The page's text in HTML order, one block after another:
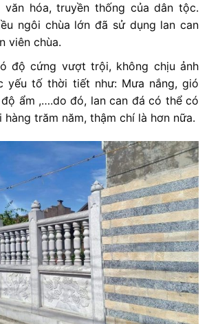
văn hóa, truyền thống của dân tộc.
ngôi chùa lớn đã sử dụng lan can
viên chùa.
độ cứng vượt trội, không chịu ảnh
yếu tố thời tiết như: Mưa nắng, gió
ẩm ,….do đó, lan can đá có thể có
trăm năm, thậm chí là hơn nữa.